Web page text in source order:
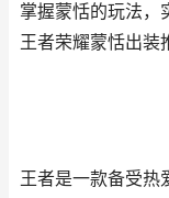
掌握蒙恬的玩法，
王者荣耀蒙恬出装
王者是一款备受热